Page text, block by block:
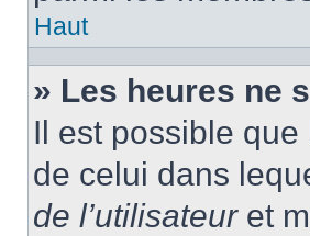
Haut
» Les heures ne
Il est possible que
de celui dans
de l’utilisateuret